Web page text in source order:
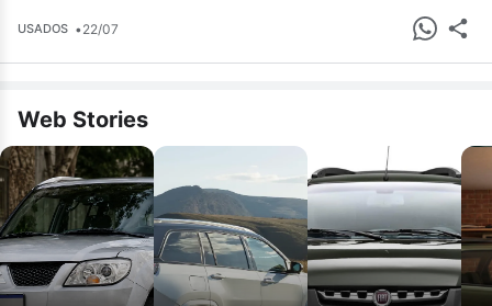
USADOS •22/07
Web Stories